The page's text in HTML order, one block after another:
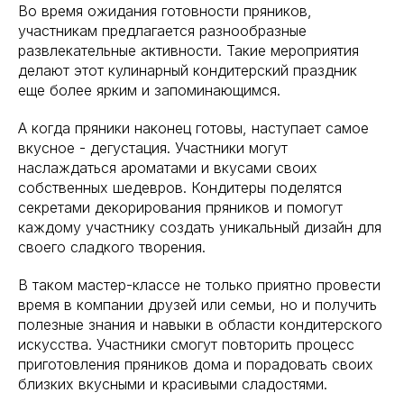
Во время ожидания готовности пряников,
участникам предлагается разнообразные
развлекательные активности. Такие мероприятия
делают этот кулинарный кондитерский праздник
еще более ярким и запоминающимся.
А когда пряники наконец готовы, наступает самое
вкусное - дегустация. Участники могут
наслаждаться ароматами и вкусами своих
собственных шедевров. Кондитеры поделятся
секретами декорирования пряников и помогут
каждому участнику создать уникальный дизайн для
своего сладкого творения.
В таком мастер-классе не только приятно провести
время в компании друзей или семьи, но и получить
полезные знания и навыки в области кондитерского
искусства. Участники смогут повторить процесс
приготовления пряников дома и порадовать своих
близких вкусными и красивыми сладостями.